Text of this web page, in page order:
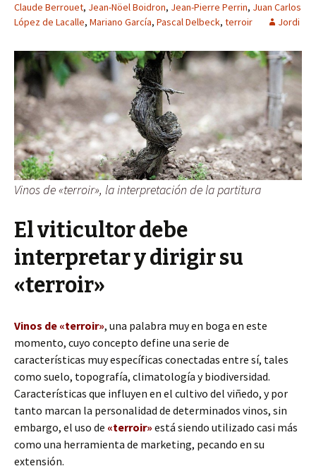
Claude Berrouet, Jean-Nöel Boidron, Jean-Pierre Perrin, Juan Carlos
López de Lacalle, Mariano García, Pascal Delbeck, terroir Jordi
Vinos de «terroir», la interpretación de la partitura
El viticultor debe
interpretar y dirigir su
«terroir»
Vinos de «terroir», una palabra muy en boga en este
momento, cuyo concepto define una serie de
características muy específicas conectadas entre sí, tales
como suelo, topografía, climatología y biodiversidad.
Características que influyen en el cultivo del viñedo, y por
tanto marcan la personalidad de determinados vinos, sin
embargo, el uso de «terroir» está siendo utilizado casi más
como una herramienta de marketing, pecando en su
extensión.